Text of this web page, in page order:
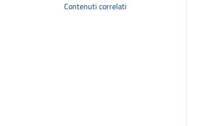
Contenuti correlati